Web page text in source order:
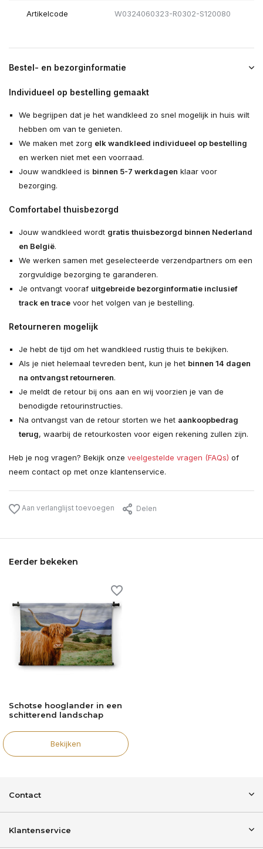
Artikelcode W0324060323-R0302-S120080
Bestel- en bezorginformatie
Individueel op bestelling gemaakt
We begrijpen dat je het wandkleed zo snel mogelijk in huis wilt
hebben om van te genieten.
We maken met zorg elk wandkleed individueel op bestelling
en werken niet met een voorraad.
Jouw wandkleed is binnen 5-7 werkdagen klaar voor
bezorging.
Comfortabel thuisbezorgd
Jouw wandkleed wordt gratis thuisbezorgd binnen Nederland
en België.
We werken samen met geselecteerde verzendpartners om een
zorgvuldige bezorging te garanderen.
Je ontvangt vooraf uitgebreide bezorginformatie inclusief
track en tracevoor het volgen van je bestelling.
Retourneren mogelijk
Je hebt de tijd om het wandkleed rustig thuis te bekijken.
Als je niet helemaal tevreden bent, kun je het binnen 14 dagen
na ontvangst retourneren.
Je meldt de retour bij ons aan en wij voorzien je van de
benodigde retourinstructies.
Na ontvangst van de retour storten we het aankoopbedrag
terug, waarbij de retourkosten voor eigen rekening zullen zijn.
Heb je nog vragen? Bekijk onze veelgestelde vragen (FAQs) of
neem contact op met onze klantenservice.
Aan verlanglijst toevoegen Delen
Eerder bekeken
Schotse hooglander in een
schitterend landschap
Bekijken
Contact
Klantenservice